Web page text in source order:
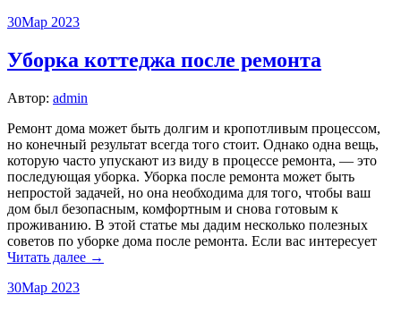
30Мар 2023
Уборка коттеджа после ремонта
Автор: admin
Ремонт дома может быть долгим и кропотливым процессом,
но конечный результат всегда того стоит. Однако одна вещь,
которую часто упускают из виду в процессе ремонта, — это
последующая уборка. Уборка после ремонта может быть
непростой задачей, но она необходима для того, чтобы ваш
дом был безопасным, комфортным и снова готовым к
проживанию. В этой статье мы дадим несколько полезных
советов по уборке дома после ремонта. Если вас интересует
Читать далее →
30Мар 2023